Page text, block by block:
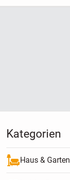
Kategorien
Haus & Garten